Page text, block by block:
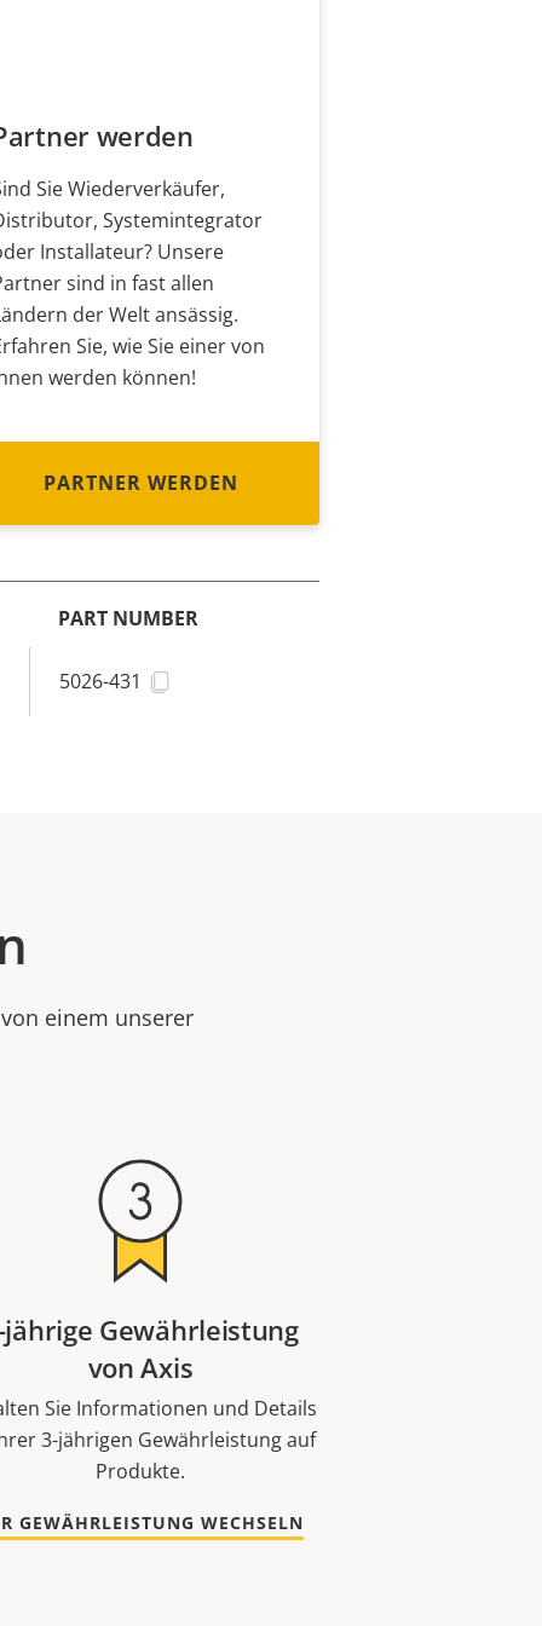
werden
Sie Wiederverkäufer,
Systemintegrator
Installateur? Unsere
sind in fast allen
der Welt ansässig.
Sie, wie Sie einer von
werden können!
PARTNER WERDEN
PART NUMBER
5026-431
einem unserer
jährige Gewährleistung
von Axis
Sie Informationen und Details
3-jährigen Gewährleistung auf
Produkte.
GEWÄHRLEISTUNG WECHSELN